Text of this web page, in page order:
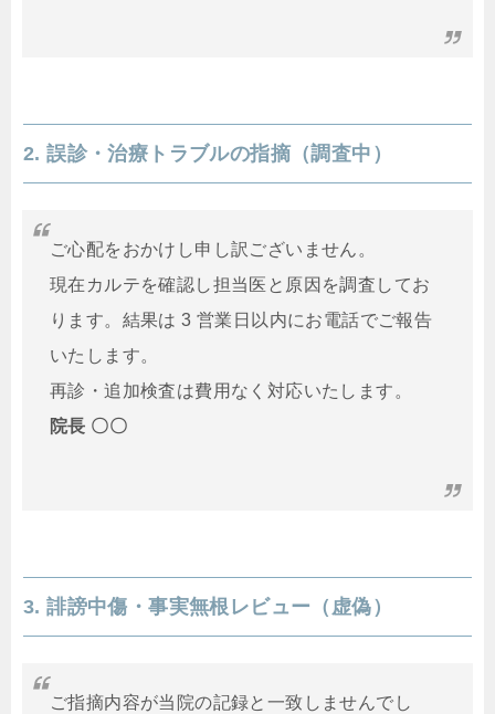
2. 誤診・治療トラブルの指摘（調査中）
ご心配をおかけし申し訳ございません。
現在カルテを確認し担当医と原因を調査してお
ります。結果は 3 営業日以内にお電話でご報告
いたします。
再診・追加検査は費用なく対応いたします。
院長 〇〇
3. 誹謗中傷・事実無根レビュー（虚偽）
ご指摘内容が当院の記録と一致しませんでし